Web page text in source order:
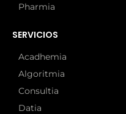
Pharmia
SERVICIOS
Acadhemia
Algoritmia
Consultia
Datia